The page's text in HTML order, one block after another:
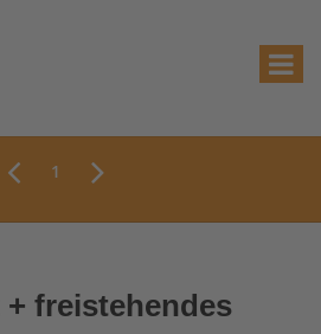
1
+ freistehendes